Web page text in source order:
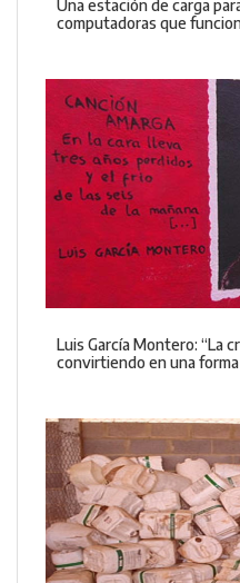
Una estación de carga
computadoras que
Luis García Montero: “La
convirtiendo en una